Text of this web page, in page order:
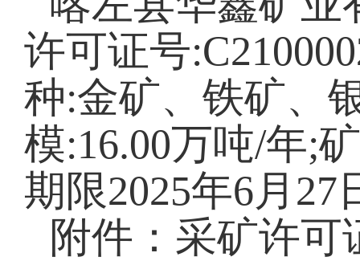
许可证号
种:金矿、铁矿、
模:16.00万吨/年;
期限2025年6月27
附件：采矿许可